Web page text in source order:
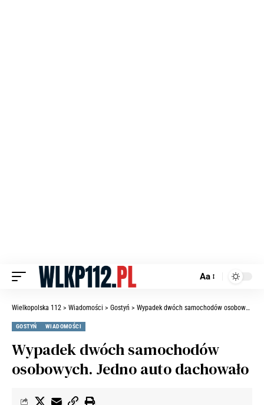
Aa
Wielkopolska 112 > Wiadomości > Gostyń > Wypadek dwóch samochodów osobowych. Jedno auto dachowało
GOSTYŃ WIADOMOŚCI
Wypadek dwóch samochodów
osobowych. Jedno auto dachowało